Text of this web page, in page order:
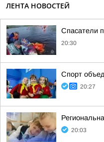
ЛЕНТА НОВОСТЕЙ
Спасатели
20:30
Спорт
20:27
20:03